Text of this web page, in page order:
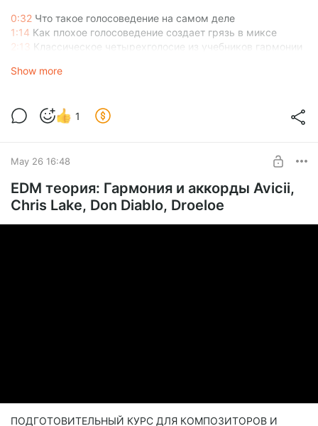
0:32 Что такое голосоведение на самом деле
1:14 Как плохое голосоведение создает грязь в миксе
2:13 Классическое четырехголосие из учебников гармонии
Show more
1
May 26 16:48
EDM теория: Гармония и аккорды Avicii,
Chris Lake, Don Diablo, Droeloe
ПОДГОТОВИТЕЛЬНЫЙ КУРС ДЛЯ КОМПОЗИТОРОВ И